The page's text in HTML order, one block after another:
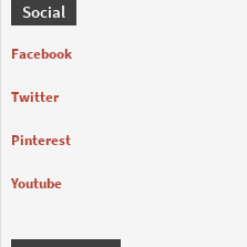
Social
Facebook
Twitter
Pinterest
Youtube